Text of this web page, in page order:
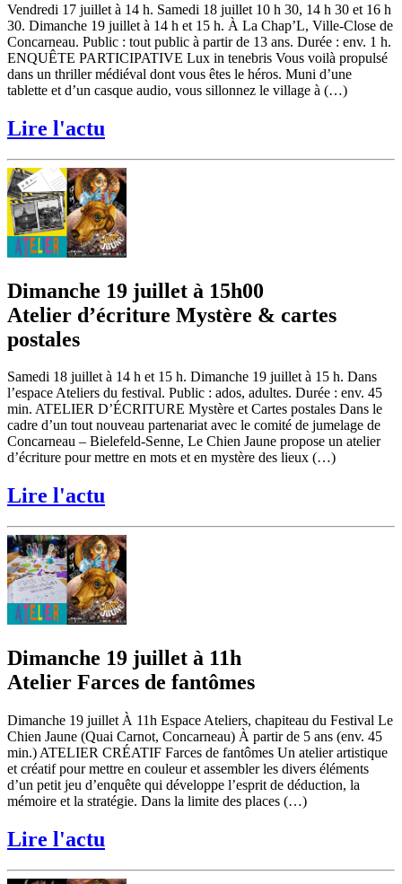
Vendredi 17 juillet à 14 h. Samedi 18 juillet 10 h 30, 14 h 30 et 16 h
30. Dimanche 19 juillet à 14 h et 15 h. À La Chap’L, Ville-Close de
Concarneau. Public : tout public à partir de 13 ans. Durée : env. 1 h.
ENQUÊTE PARTICIPATIVE Lux in tenebris Vous voilà propulsé
dans un thriller médiéval dont vous êtes le héros. Muni d’une
tablette et d’un casque audio, vous sillonnez le village à (…)
Lire l'actu
Dimanche 19 juillet à 15h00
Atelier d’écriture Mystère & cartes
postales
Samedi 18 juillet à 14 h et 15 h. Dimanche 19 juillet à 15 h. Dans
l’espace Ateliers du festival. Public : ados, adultes. Durée : env. 45
min. ATELIER D’ÉCRITURE Mystère et Cartes postales Dans le
cadre d’un tout nouveau partenariat avec le comité de jumelage de
Concarneau – Bielefeld-Senne, Le Chien Jaune propose un atelier
d’écriture pour mettre en mots et en mystère des lieux (…)
Lire l'actu
Dimanche 19 juillet à 11h
Atelier Farces de fantômes
Dimanche 19 juillet À 11h Espace Ateliers, chapiteau du Festival Le
Chien Jaune (Quai Carnot, Concarneau) À partir de 5 ans (env. 45
min.) ATELIER CRÉATIF Farces de fantômes Un atelier artistique
et créatif pour mettre en couleur et assembler les divers éléments
d’un petit jeu d’enquête qui développe l’esprit de déduction, la
mémoire et la stratégie. Dans la limite des places (…)
Lire l'actu